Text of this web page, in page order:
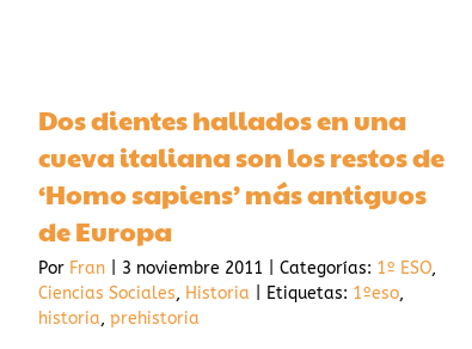
Dos dientes hallados en una
cueva italiana son los restos de
‘Homo sapiens’ más antiguos
de Europa
Por Fran 3 noviembre 2011 Categorías: 1º ESO,
Ciencias Sociales, Historia Etiquetas: 1ºeso,
historia, prehistoria